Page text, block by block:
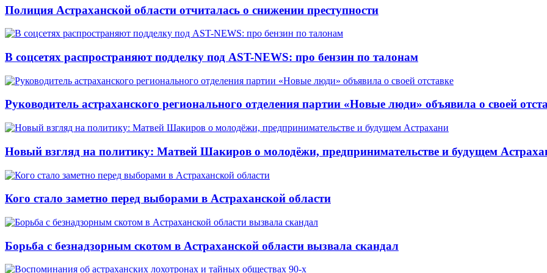
Полиция Астраханской области отчиталась о снижении преступности
В соцсетях распространяют подделку под AST-NEWS: про бензин по талонам
Руководитель астраханского регионального отделения партии «Новые люди» объявила о своей
Новый взгляд на политику: Матвей Шакиров о молодёжи, предпринимательстве и будущем
Кого стало заметно перед выборами в Астраханской области
Борьба с безнадзорным скотом в Астраханской области вызвала скандал